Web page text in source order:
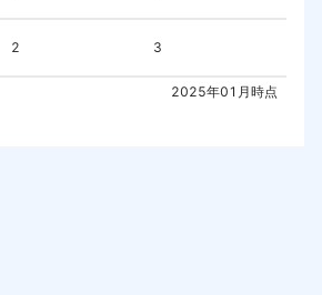
2 3
2025年01月時点